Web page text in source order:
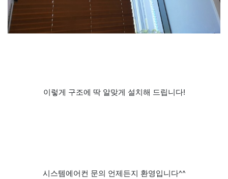
이렇게 구조에 딱 알맞게 설치해 드립니다!
시스템에어컨 문의 언제든지 환영입니다^^